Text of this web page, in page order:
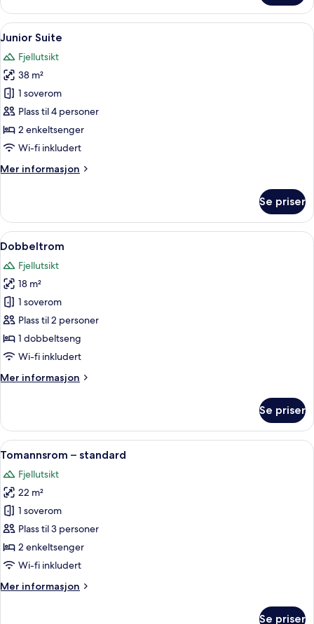
balkong
(America
Wing)
Åpne
alle
bildene
av
Junior
Suite
Junior Suite | Sengetøy av topp
8
Junior Suite
Fjellutsikt
38 m²
1 soverom
Plass til 4 personer
2 enkeltsenger
Wi-fi inkludert
Mer informasjon
Mer
Suite
Se priser
Åpne
alle
bildene
av
Dobbeltrom
Dobbeltrom | Sengetøy av topp
6
Dobbeltrom
Fjellutsikt
18 m²
1 soverom
Plass til 2 personer
1 dobbeltseng
Wi-fi inkludert
Mer informasjon
Mer
Se priser
Åpne
alle
bildene
av
Tomannsrom
–
standard
Sengetøy av topp kvalitet, senger
8
Tomannsrom – standard
Fjellutsikt
22 m²
1 soverom
Plass til 3 personer
2 enkeltsenger
Wi-fi inkludert
Mer informasjon
Mer
Se priser